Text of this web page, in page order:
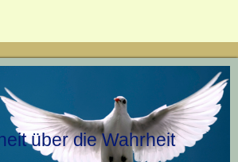
über die Wahrheit